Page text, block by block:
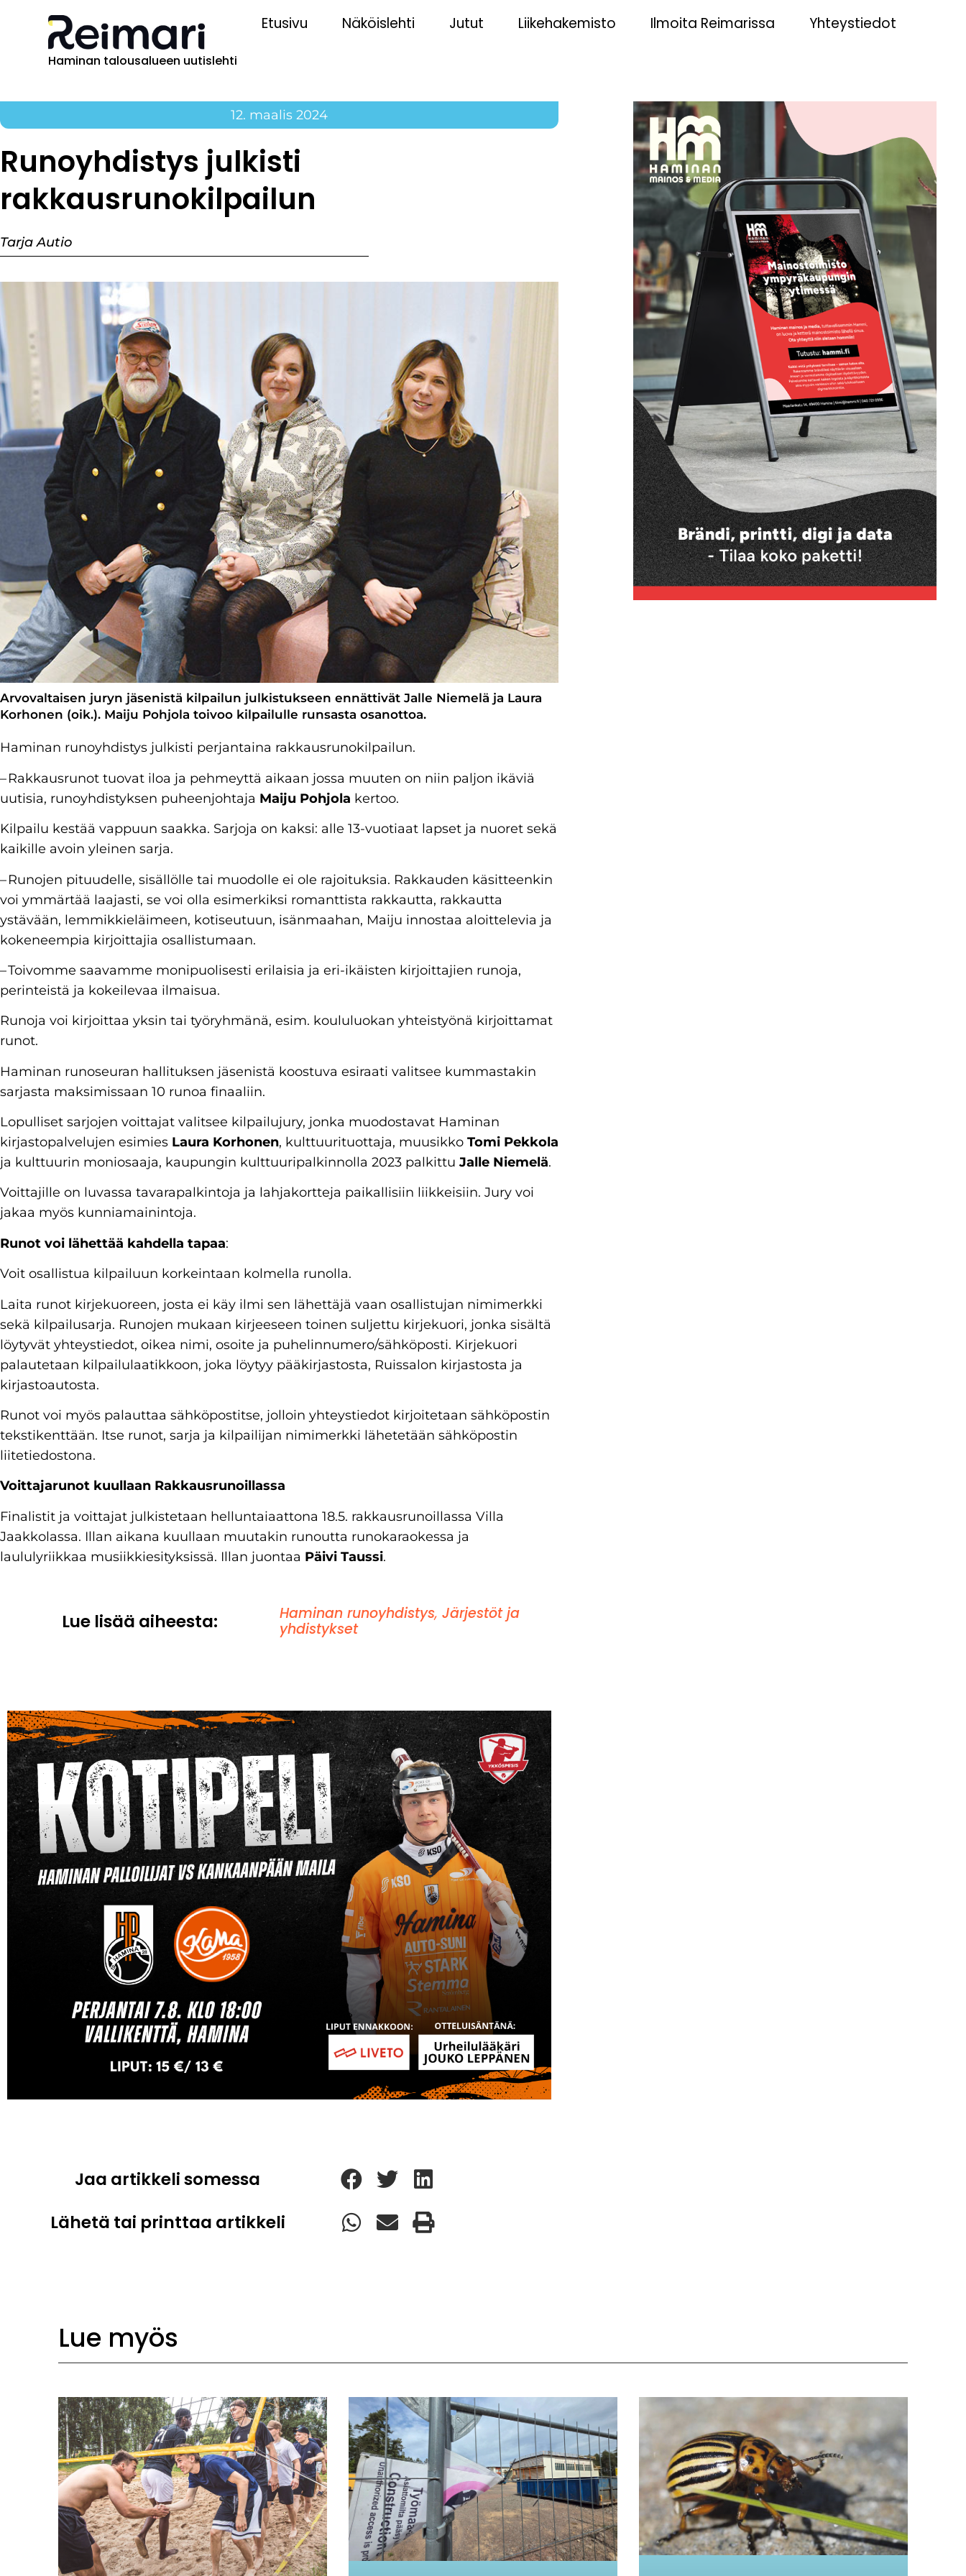
Haminan talousalueen uutislehti
Etusivu Näköislehti Jutut Liikehakemisto Ilmoita Reimarissa Yhteystiedot
12. maalis 2024
Runoyhdistys julkisti
rakkausrunokilpailun
Tarja Autio
Arvovaltaisen juryn jäsenistä kilpailun julkistukseen ennättivät Jalle Niemelä ja Laura
Korhonen (oik.). Maiju Pohjola toivoo kilpailulle runsasta osanottoa.
Haminan runoyhdistys julkisti perjantaina rakkausrunokilpailun.
– Rakkausrunot tuovat iloa ja pehmeyttä aikaan jossa muuten on niin paljon ikäviä
uutisia, runoyhdistyksen puheenjohtaja Maiju Pohjola kertoo.
Kilpailu kestää vappuun saakka. Sarjoja on kaksi: alle 13-vuotiaat lapset ja nuoret sekä
kaikille avoin yleinen sarja.
– Runojen pituudelle, sisällölle tai muodolle ei ole rajoituksia. Rakkauden käsitteenkin
voi ymmärtää laajasti, se voi olla esimerkiksi romanttista rakkautta, rakkautta
ystävään, lemmikkieläimeen, kotiseutuun, isänmaahan, Maiju innostaa aloittelevia ja
kokeneempia kirjoittajia osallistumaan.
– Toivomme saavamme monipuolisesti erilaisia ja eri-ikäisten kirjoittajien runoja,
perinteistä ja kokeilevaa ilmaisua.
Runoja voi kirjoittaa yksin tai työryhmänä, esim. koululuokan yhteistyönä kirjoittamat
runot.
Haminan runoseuran hallituksen jäsenistä koostuva esiraati valitsee kummastakin
sarjasta maksimissaan 10 runoa finaaliin.
Lopulliset sarjojen voittajat valitsee kilpailujury, jonka muodostavat Haminan
kirjastopalvelujen esimies Laura Korhonen, kulttuurituottaja, muusikko Tomi Pekkola
ja kulttuurin moniosaaja, kaupungin kulttuuripalkinnolla 2023 palkittuJalle Niemelä.
Voittajille on luvassa tavarapalkintoja ja lahjakortteja paikallisiin liikkeisiin. Jury voi
jakaa myös kunniamainintoja.
Runot voi lähettää kahdella tapaa:
Voit osallistua kilpailuun korkeintaan kolmella runolla.
Laita runot kirjekuoreen, josta ei käy ilmi sen lähettäjä vaan osallistujan nimimerkki
sekä kilpailusarja. Runojen mukaan kirjeeseen toinen suljettu kirjekuori, jonka sisältä
löytyvät yhteystiedot, oikea nimi, osoite ja puhelinnumero/sähköposti. Kirjekuori
palautetaan kilpailulaatikkoon, joka löytyy pääkirjastosta, Ruissalon kirjastosta ja
kirjastoautosta.
Runot voi myös palauttaa sähköpostitse, jolloin yhteystiedot kirjoitetaan sähköpostin
tekstikenttään. Itse runot, sarja ja kilpailijan nimimerkki lähetetään sähköpostin
liitetiedostona.
Voittajarunot kuullaan Rakkausrunoillassa
Finalistit ja voittajat julkistetaan helluntaiaattona 18.5. rakkausrunoillassa Villa
Jaakkolassa. Illan aikana kuullaan muutakin runoutta runokaraokessa ja
laululyriikkaa musiikkiesityksissä. Illan juontaa Päivi Taussi.
Lue lisää aiheesta: Haminan runoyhdistys, Järjestöt ja
yhdistykset
Jaa artikkeli somessa
Lähetä tai printtaa artikkeli
Lue myös